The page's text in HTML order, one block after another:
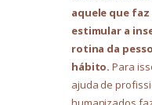
aquele que
estimular a
rotina da
hábito. Para
ajuda de